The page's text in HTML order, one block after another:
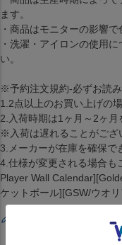
ます。
・商品はモニターの影響
・洗濯・アイロンの使用
い。
※予約注文規約-必ずお読
1.2点以上のお買い上げの
2.入荷時期は1ヶ月～2ヶ月
※入荷は遅れることがござ
3.メーカーが在庫を確保で
4.仕様が変更される場合
Player Wall
ケットボール][GSW/ウオ